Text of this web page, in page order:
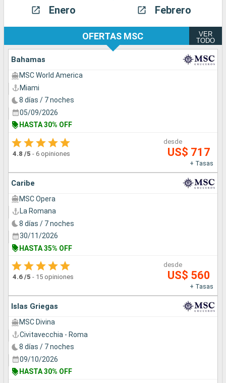
Enero Febrero
OFERTAS MSC
VER
TODO
Bahamas
MSC World America
Miami
8 días / 7 noches
05/09/2026
HASTA 30% OFF
4.8 /5 - 6 opiniones
desde
US$ 717
+ Tasas
Caribe
MSC Opera
La Romana
8 días / 7 noches
30/11/2026
HASTA 35% OFF
4.6 /5 - 15 opiniones
desde
US$ 560
+ Tasas
Islas Griegas
MSC Divina
Civitavecchia - Roma
8 días / 7 noches
09/10/2026
HASTA 30% OFF